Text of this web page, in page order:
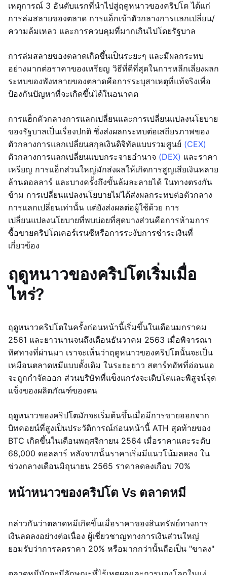
เหตุการณ์ 3 อันดับแรกที่นำไปสู่ฤดูหนาวของคริปโต ได้แก่
การล่มสลายของตลาด การแฮ็กเข้าตัวกลางการแลกเปลี่ยน/
ความล้มเหลว และการควบคุมที่มากเกินไปโดยรัฐบาล
การล่มสลายของตลาดเกิดขึ้นเป็นระยะๆ และมีผลกระทบ
อย่างมากต่อราคาของเหรียญ วิธีที่ดีที่สุดในการหลีกเลี่ยงผลก
ระทบของพังทลายของตลาดคือการระบุสาเหตุที่แท้จริงเพื่อ
ป้องกันปัญหาที่จะเกิดขึ้นได้ในอนาคต
การแฮ็กตัวกลางการแลกเปลี่ยนและการเปลี่ยนแปลงนโยบาย
ของรัฐบาลเป็นเรื่องปกติ ซึ่งส่งผลกระทบต่อเสถียรภาพของ
ตัวกลางการแลกเปลี่ยนสกุลเงินดิจิทัลแบบรวมศูนย์ (CEX)
ตัวกลางการแลกเปลี่ยนแบบกระจายอำนาจ (DEX) และราคา
เหรียญ การแฮ็กส่วนใหญ่มักส่งผลให้เกิดการสูญเสียเงินหลาย
ล้านดอลลาร์ และบางครั้งถึงขั้นล้มละลายได้ ในทางตรงกัน
ข้าม การเปลี่ยนแปลงนโยบายไม่ได้ส่งผลกระทบต่อตัวกลาง
การแลกเปลี่ยนเท่านั้น แต่ยังส่งผลต่อผู้ใช้ด้วย การ
เปลี่ยนแปลงนโยบายที่พบบ่อยที่สุดบางส่วนคือการห้ามการ
ซื้อขายคริปโตเคอร์เรนซีหรือการระงับการชำระเงินที่
เกี่ยวข้อง
ฤดูหนาวของคริปโตเริ่มเมื่อ
ไหร่?
ฤดูหนาวคริปโตในครั้งก่อนหน้านี้เริ่มขึ้นในเดือนมกราคม
2561 และยาวนานจนถึงเดือนธันวาคม 2563 เมื่อพิจารณา
ทิศทางที่ผ่านมา เราจะเห็นว่าฤดูหนาวของคริปโตนั้นจะเป็น
เหมือนตลาดหมีแบบดั้งเดิม ในระยะยาว สตาร์ทอัพที่อ่อนแอ
จะถูกกำจัดออก ส่วนบริษัทที่แข็งแกร่งจะเติบโตและพิสูจน์จุด
แข็งของผลิตภัณฑ์ของตน
ฤดูหนาวของคริปโตมักจะเริ่มต้นขึ้นเมื่อมีการขายออกจาก
บิทคอยน์ที่สูงเป็นประวัติการณ์ก่อนหน้านี้ ATH สุดท้ายของ
BTC เกิดขึ้นในเดือนพฤศจิกายน 2564 เมื่อราคาแตะระดับ
68,000 ดอลลาร์ หลังจากนั้นราคาเริ่มมีแนวโน้มลดลง ใน
ช่วงกลางเดือนมิถุนายน 2565 ราคาลดลงเกือบ 70%
หน้าหนาวของคริปโต Vs ตลาดหมี
กล่าวกันว่าตลาดหมีเกิดขึ้นเมื่อราคาของสินทรัพย์ทางการ
เงินลดลงอย่างต่อเนื่อง ผู้เชี่ยวชาญทางการเงินส่วนใหญ่
ยอมรับว่าการลดราคา 20% หรือมากกว่านั้นถือเป็น "ขาลง"